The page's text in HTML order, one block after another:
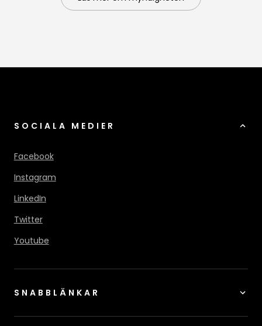
SOCIALA MEDIER
Facebook
Instagram
LinkedIn
Twitter
Youtube
SNABBLÄNKAR